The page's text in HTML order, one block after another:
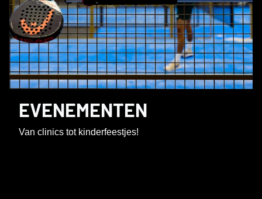
EVENEMENTEN
Van clinics tot kinderfeestjes!